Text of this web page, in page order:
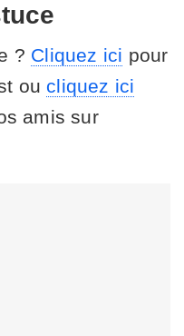
? Cliquez ici pour
ou cliquez ici
amis sur